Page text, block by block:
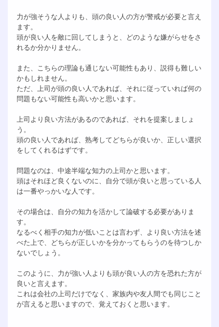
力が強そうな人よりも、頭の良い人の方が警戒が必要と言え
ます。
頭が良い人を敵に回してしまうと、どのような嫌がらせをさ
れるか分かりません。
また、こちらの理論も通じない可能性もあり、説得も難しい
かもしれません。
ただ、上司が頭の良い人であれば、それに従っていれば何の
問題もない可能性も高いかと思います。
上司より良い方法があるのであれば、それを提案しましょ
う。
頭の良い人であれば、熟考してどちらが良いか、正しい選択
をしてくれるはずです。
問題なのは、中途半端な知力の上司かと思います。
頭はそれほど良くないのに、自分で頭が良いと思っている人
は一番やっかいな人です。
その場合は、自分の知力を活かして論破する必要がありま
す。
なるべく相手の知力が低いことは言わず、より良い方法を述
べた上で、どちらが正しいかを分かってもらうのを待つしか
ないでしょう。
このように、力が強い人よりも頭が良い人の方を恐れた方が
良いと言えます。
これは会社の上司だけでなく、家族内や友人間でも同じこと
が言えると思いますので、覚えておくと思います。